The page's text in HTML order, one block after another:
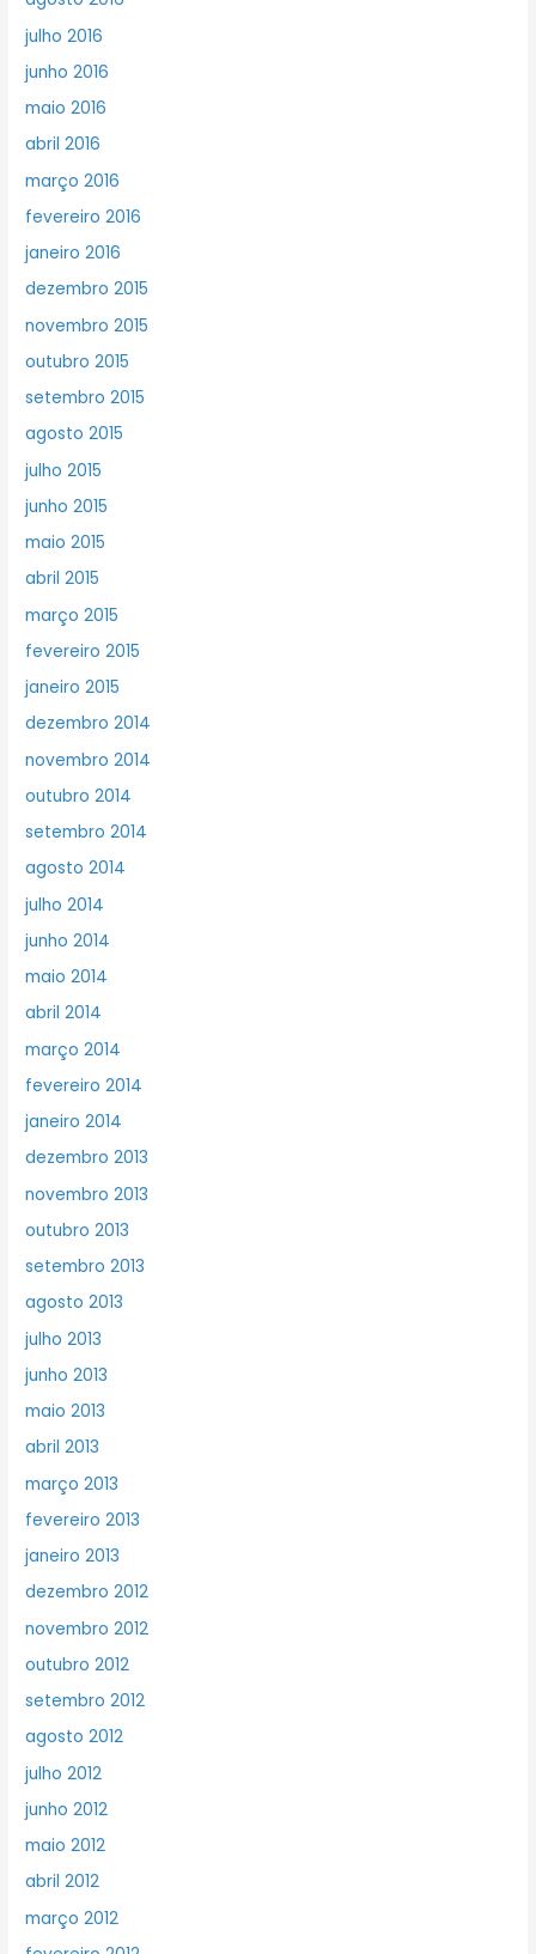
julho 2016
junho 2016
maio 2016
abril 2016
março 2016
fevereiro 2016
janeiro 2016
dezembro 2015
novembro 2015
outubro 2015
setembro 2015
agosto 2015
julho 2015
junho 2015
maio 2015
abril 2015
março 2015
fevereiro 2015
janeiro 2015
dezembro 2014
novembro 2014
outubro 2014
setembro 2014
agosto 2014
julho 2014
junho 2014
maio 2014
abril 2014
março 2014
fevereiro 2014
janeiro 2014
dezembro 2013
novembro 2013
outubro 2013
setembro 2013
agosto 2013
julho 2013
junho 2013
maio 2013
abril 2013
março 2013
fevereiro 2013
janeiro 2013
dezembro 2012
novembro 2012
outubro 2012
setembro 2012
agosto 2012
julho 2012
junho 2012
maio 2012
abril 2012
março 2012